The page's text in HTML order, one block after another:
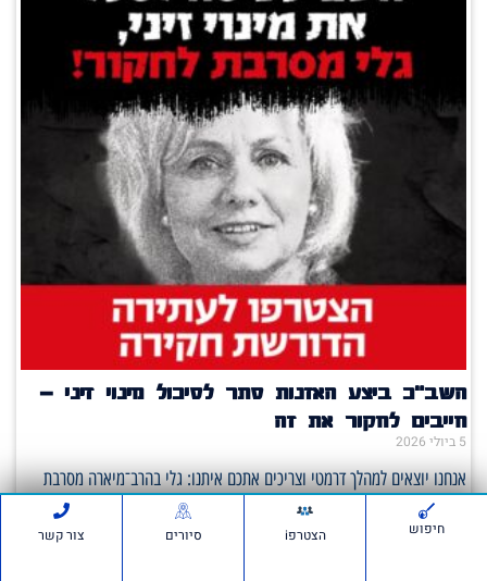
השב"כ ביצע האזנות סתר לסיכול מינוי זיני –
חייבים לחקור את זה
5 ביולי 2026
אנחנו יוצאים למהלך דרמטי וצריכים אתכם איתנו: גלי בהרב־מיארה מסרבת
לחקור את מי שניסה לטרפד את מינוי זיני לראש השב"כ– אנחנו פונים לבג"ץ.
על פיחיפוש הצטרפi סיורים צור קשר